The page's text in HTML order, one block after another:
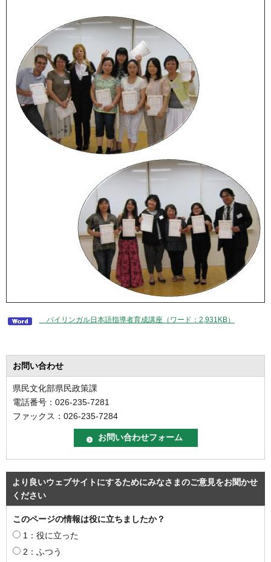
バイリンガル日本語指導者育成講座（ワード：2,931KB）
お問い合わせ
県民文化部県民政策課
電話番号：026-235-7281
ファックス：026-235-7284
より良いウェブサイトにするためにみなさまのご意見をお聞かせ
ください
このページの情報は役に立ちましたか？
1：役に立った
2：ふつう